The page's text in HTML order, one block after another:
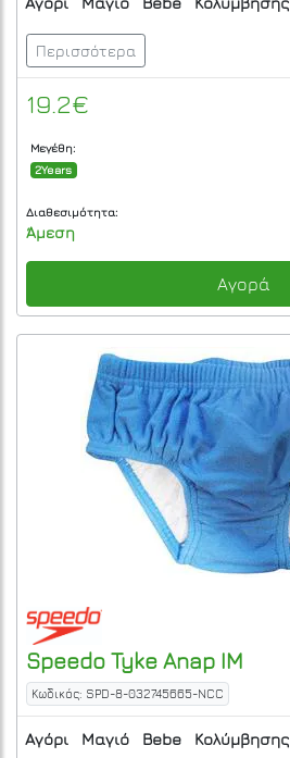
Περισσότερα
19.2€
Μεγέθη:
2Years
Διαθεσιμότητα:
Άμεση
Αγορά
Speedo Tyke Anap IM
Κωδικός: SPD-8-032745665-NCC
Αγόρι Μαγιό Bebe Κολύμβησης